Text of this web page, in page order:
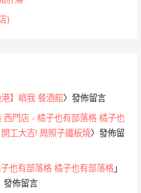
)
港】嶼我 餐酒館〉發佈留言
西門店 - 橘子也有部落格 橘子也
開工大吉! 周照子鐵板燒〉發佈留
也有部落格 橘子也有部落格 」
發佈留言